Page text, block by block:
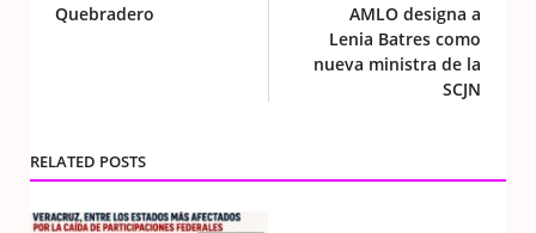
Quebradero
AMLO designa a
Lenia Batres como
nueva ministra de la
SCJN
RELATED POSTS